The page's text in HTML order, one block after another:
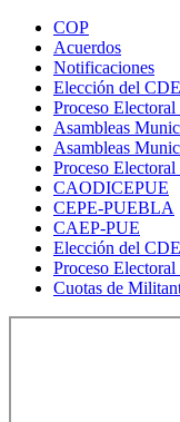
COP
Acuerdos
Notificaciones
Elección del
Proceso
Asambleas
Asambleas
Proceso
CAODICEPUE
CEPE-PUEBLA
CAEP-PUE
Elección del
Proceso
Cuotas de